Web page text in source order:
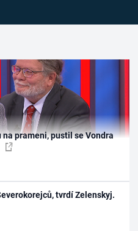
prameni, pustil se Vondra
tvrdí Zelenskyj.